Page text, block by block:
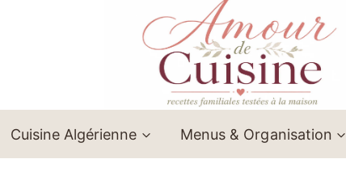
Cuisine Algérienne Menus & Organisation